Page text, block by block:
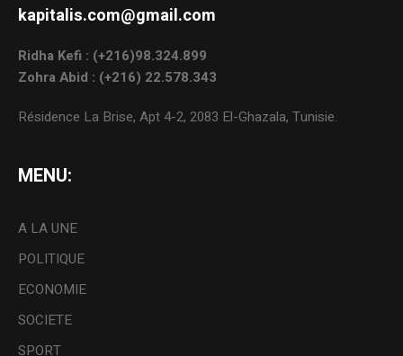
kapitalis.com@gmail.com
Ridha Kefi : (+216)98.324.899
Zohra Abid : (+216) 22.578.343
Résidence La Brise, Apt 4-2, 2083 El-Ghazala, Tunisie.
MENU:
A LA UNE
POLITIQUE
ECONOMIE
SOCIETE
SPORT